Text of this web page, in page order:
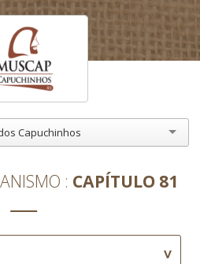
Capuchinhos
CAPÍTULO 81